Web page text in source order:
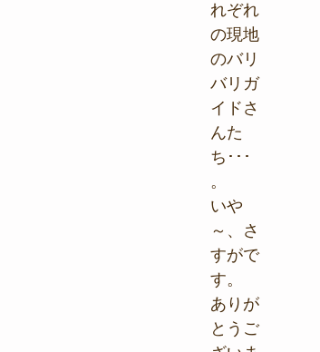
れぞれ
の現地
のバリ
バリガ
イドさ
んた
ち･･･
。
いや
～、さ
すがで
す。
ありが
とうご